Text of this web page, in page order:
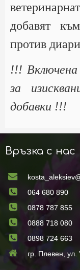
добавят
против
!!!
за
добавки !!!
Връзка с нас
064 680 890
0878 787 855
0888 718 080
0898 724 663
гр. Плевен,